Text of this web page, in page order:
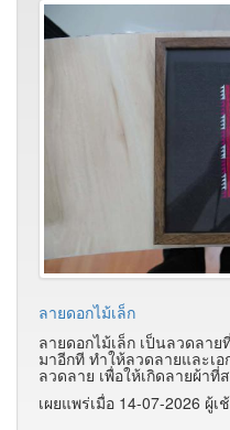
ลายดอกไม้เล็ก
ลายดอกไม้เล็ก เป็นลวดลา
มาอีกที ทำให้ลวดลายและ
ลวดลาย เพื่อให้เกิดลายผ้าที่
เผยแพร่เมื่อ 14-07-2026 ผู้เ